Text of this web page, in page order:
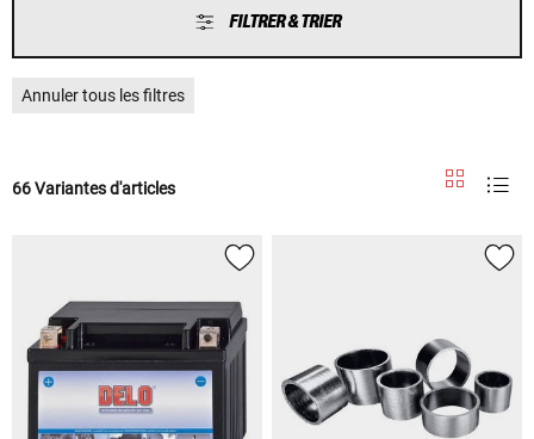
FILTRER & TRIER
Annuler tous les filtres
66 Variantes d'articles